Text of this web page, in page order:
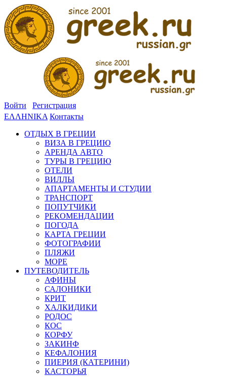
Войти
Регистрация
ΕΛΛΗΝΙΚΑ Контакты
ОТДЫХ В ГРЕЦИИ
ВИЗА В ГРЕЦИЮ
АРЕНДА АВТО
ТУРЫ В ГРЕЦИЮ
ОТЕЛИ
ВИЛЛЫ
АПАРТАМЕНТЫ И СТУДИИ
ТРАНСПОРТ
ПОПУТЧИКИ
РЕКОМЕНДАЦИИ
ПОГОДА
КАРТА ГРЕЦИИ
ФОТОГРАФИИ
ПЛЯЖИ
МОРЕ
ПУТЕВОДИТЕЛЬ
АФИНЫ
САЛОНИКИ
КРИТ
ХАЛКИДИКИ
РОДОС
КОС
КОРФУ
ЗАКИНФ
КЕФАЛОНИЯ
ПИЕРИЯ (КАТЕРИНИ)
КАСТОРЬЯ